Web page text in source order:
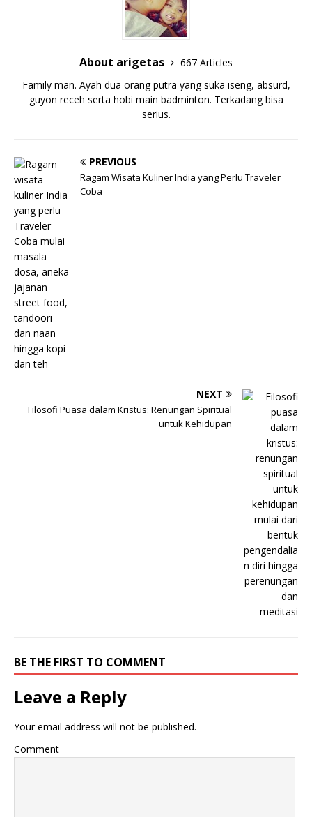
About arigetas
667 Articles
Family man. Ayah dua orang putra yang suka iseng, absurd,
guyon receh serta hobi main badminton. Terkadang bisa
serius.
PREVIOUS
Ragam Wisata Kuliner India yang Perlu Traveler
Coba
NEXT
Filosofi Puasa dalam Kristus: Renungan Spiritual
untuk Kehidupan
BE THE FIRST TO COMMENT
Leave a Reply
Your email address will not be published.
Comment